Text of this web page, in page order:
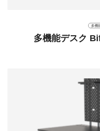
多機
多機能デスク